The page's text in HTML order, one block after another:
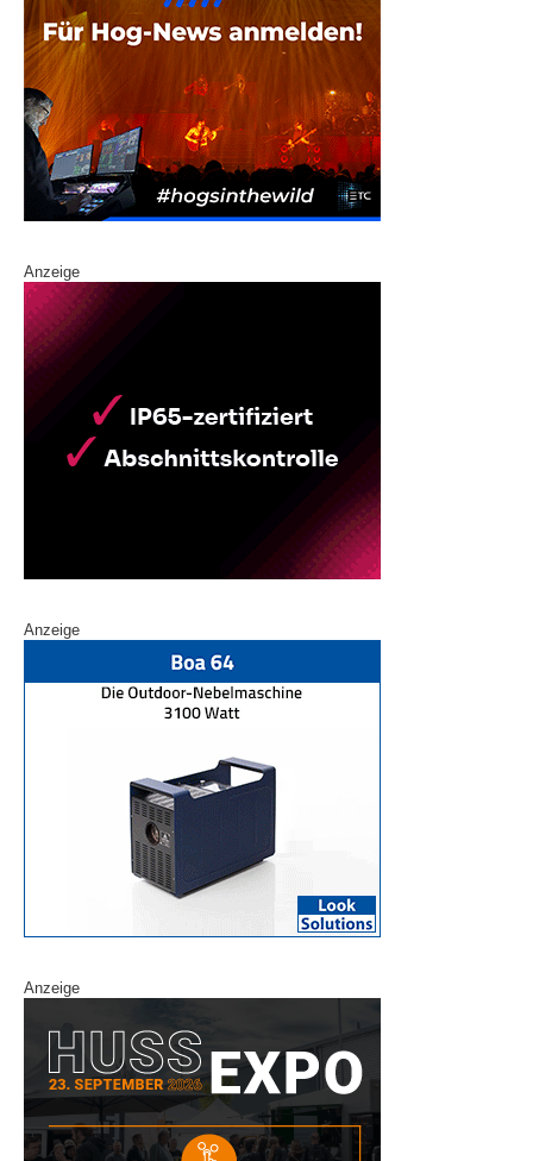
Anzeige
Anzeige
Anzeige